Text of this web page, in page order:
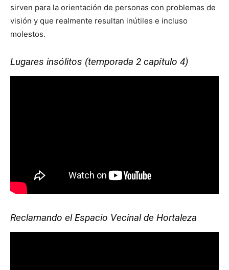
sirven para la orientación de personas con problemas de
visión y que realmente resultan inútiles e incluso
molestos.
Lugares insólitos (temporada 2 capítulo 4)
Reclamando el Espacio Vecinal de Hortaleza